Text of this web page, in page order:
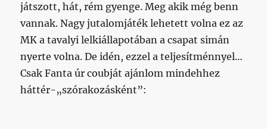
játszott, hát, rém gyenge. Meg akik még benn
vannak. Nagy jutalomjáték lehetett volna ez az
MK a tavalyi lelkiállapotában a csapat simán
nyerte volna. De idén, ezzel a teljesítménnyel…
Csak Fanta úr coubját ajánlom mindehhez
háttér-„szórakozásként”: